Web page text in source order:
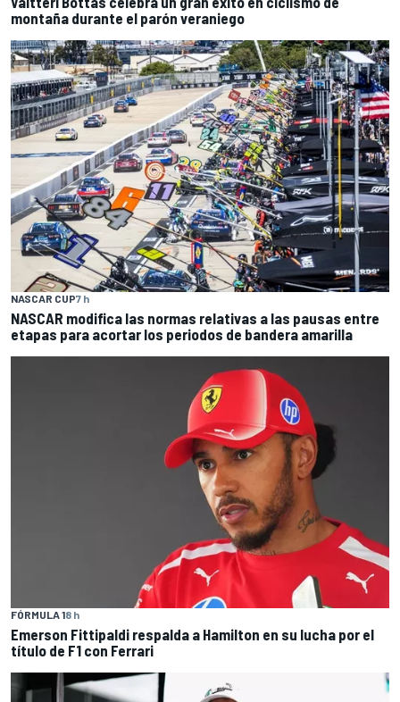
montaña durante el parón veraniego
NASCAR CUP7 h
NASCAR modifica las normas relativas a las pausas entre
etapas para acortar los periodos de bandera amarilla
FÓRMULA 18 h
Emerson Fittipaldi respalda a Hamilton en su lucha por el
título de F1 con Ferrari